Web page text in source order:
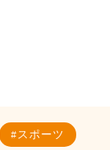
スポーツ